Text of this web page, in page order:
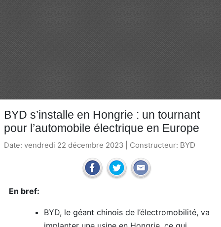
BYD s’installe en Hongrie : un tournant
pour l’automobile électrique en Europe
Date: vendredi 22 décembre 2023 | Constructeur: BYD
En bref:
BYD, le géant chinois de l’électromobilité, va